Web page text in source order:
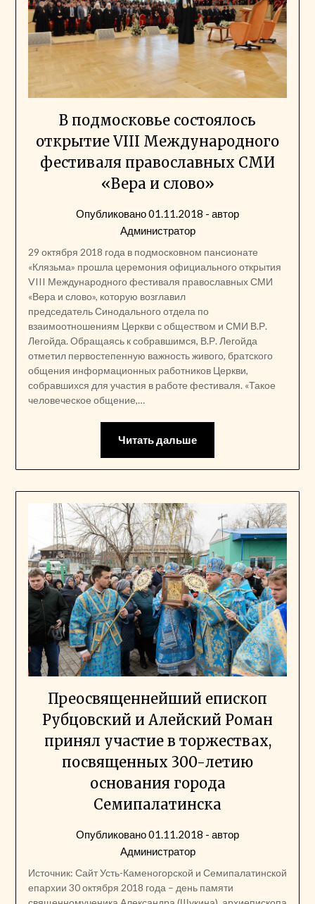
В подмосковье состоялось
открытие VIII Международного
фестиваля православных СМИ
«Вера и слово»
Опубликовано01.11.2018 - автор
Администратор
29 октября 2018 года в подмосковном пансионате
«Клязьма» прошла церемония официального открытия
VIII Международного фестиваля православных СМИ
«Вера и слово», которую возглавил
председатель Синодального отдела по
взаимоотношениям Церкви с обществом и СМИ В.Р.
Легойда. Обращаясь к собравшимся, В.Р. Легойда
отметил первостепенную важность живого, братского
общения информационных работников Церкви,
собравшихся для участия в работе фестиваля. «Такое
человеческое общение,…
Читать дальше
Преосвященнейший епископ
Рубцовский и Алейский Роман
принял участие в торжествах,
посвященных 300-летию
основания города
Семипалатинска
Опубликовано01.11.2018 - автор
Администратор
Источник: Сайт Усть-Каменогорской и Семипалатинской
епархии 30 октября 2018 года – день памяти